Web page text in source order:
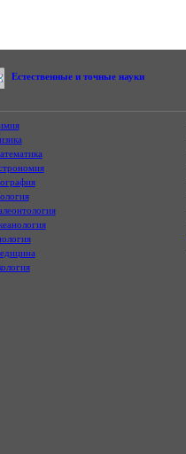
Естественные и точные науки